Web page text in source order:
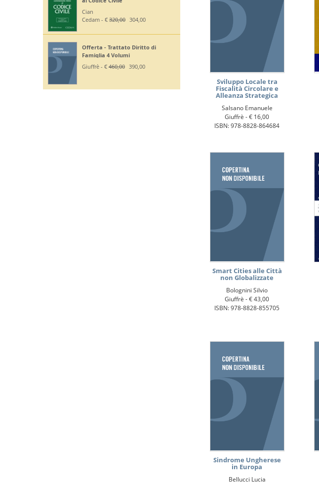
Sviluppo Locale tra
Fiscalità Circolare e
Alleanza Strategica
Salsano Emanuele
Giuffrè -€ 16,00
ISBN: 978-8828-864684
Smart Cities alle Città
non Globalizzate
Bolognini Silvio
Giuffrè -€ 43,00
ISBN: 978-8828-855705
Sindrome Ungherese
in Europa
Bellucci Lucia
- Esame Avvocato
Giuffrè - €